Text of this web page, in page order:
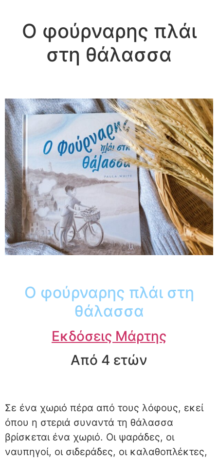
Ο φούρναρης πλάι
στη θάλασσα
Ο φούρναρης πλάι στη
θάλασσα
Εκδόσεις Μάρτης
Από 4 ετών
Σε ένα χωριό πέρα από τους λόφους, εκεί
όπου η στεριά συναντά τη θάλασσα
βρίσκεται ένα χωριό. Οι ψαράδες, οι
ναυπηγοί, οι σιδεράδες, οι καλαθοπλέκτες,